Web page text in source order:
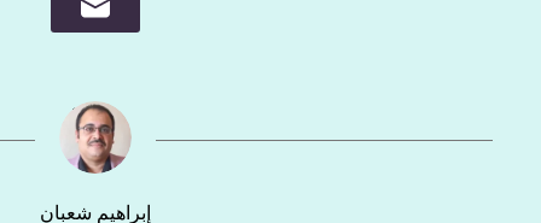
إبراهيم شعبان